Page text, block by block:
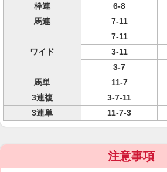
枠連
6-8
馬連
7-11
ワイド
7-11
3-11
3-7
馬単
11-7
3連複
3-7-11
3連単
11-7-3
注意事項